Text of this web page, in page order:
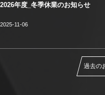
2026年度_冬季休業のお知らせ
2025-11-06
過去の